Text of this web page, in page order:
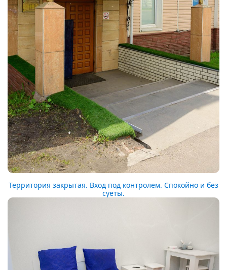
Территория закрытая. Вход под контролем. Спокойно и без
суеты.